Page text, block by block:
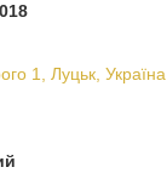
1, Луцьк, Україна